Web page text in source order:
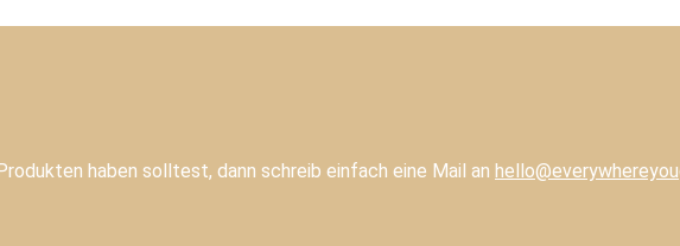
haben solltest, dann schreib einfach eine Mail an